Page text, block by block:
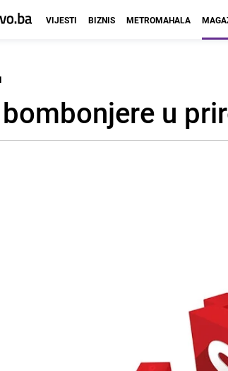
VIJESTI BIZNIS METROMAHALA
u